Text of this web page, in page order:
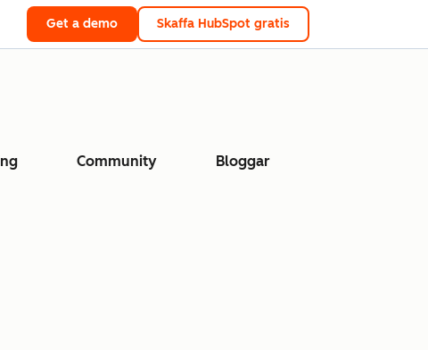
Get a demo Skaffa HubSpot gratis
Community Bloggar